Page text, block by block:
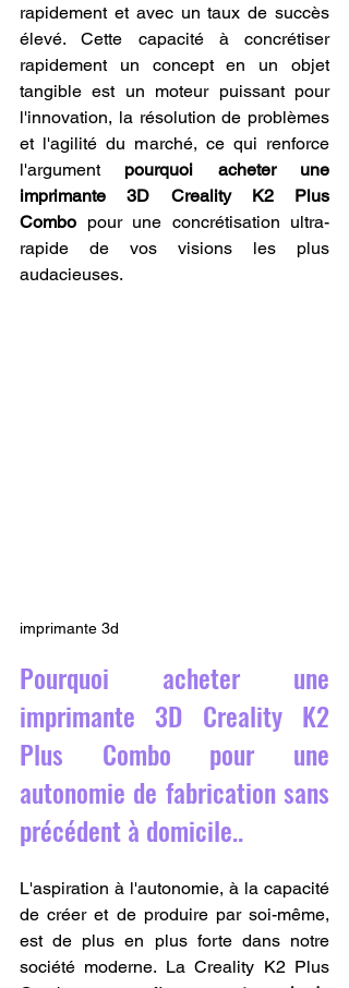
rapidement et avec un taux de succès
élevé. Cette capacité à concrétiser
rapidement un concept en un objet
tangible est un moteur puissant pour
l'innovation, la résolution de problèmes
et l'agilité du marché, ce qui renforce
l'argument pourquoi acheter une
imprimante 3D Creality K2 Plus
Combo pour une concrétisation ultra-
rapide de vos visions les plus
audacieuses.
imprimante 3d
Pourquoi acheter une
imprimante 3D Creality K2
Plus Combo pour une
autonomie de fabrication sans
précédent à domicile..
L'aspiration à l'autonomie, à la capacité
de créer et de produire par soi-même,
est de plus en plus forte dans notre
société moderne. La Creality K2 Plus